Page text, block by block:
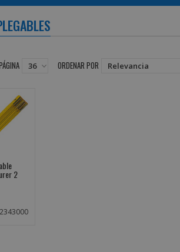
ORDENAR POR
2